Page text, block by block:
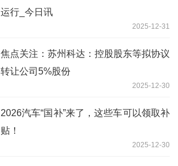
运行_今日讯
2025-12-31
焦点关注：苏州科达：控股股东等拟协议
转让公司5%股份
2025-12-30
2026汽车“国补”来了，这些车可以领取补
贴！
2025-12-30